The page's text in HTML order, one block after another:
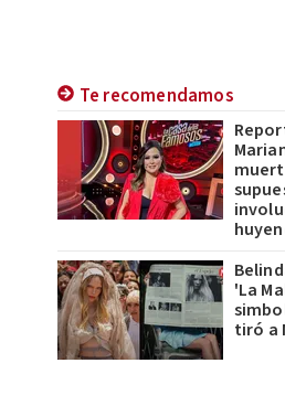
Te recomendamos
'La
tiró a